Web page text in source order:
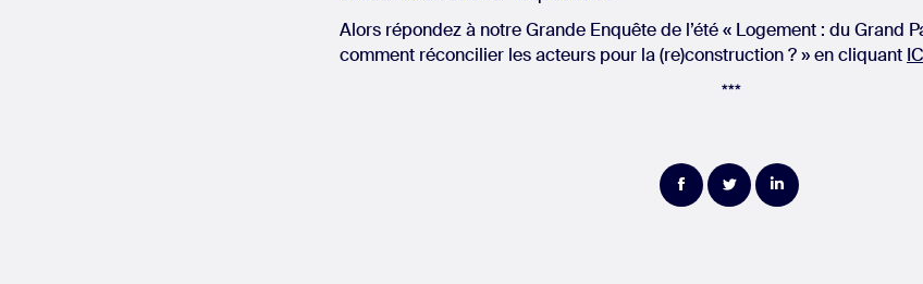
Alors répondez à notre Grande Enquête de l’été « Logement : du Grand
comment réconcilier les acteurs pour la (re)construction ? » en cliquant
***
PartagerPartagerPartager